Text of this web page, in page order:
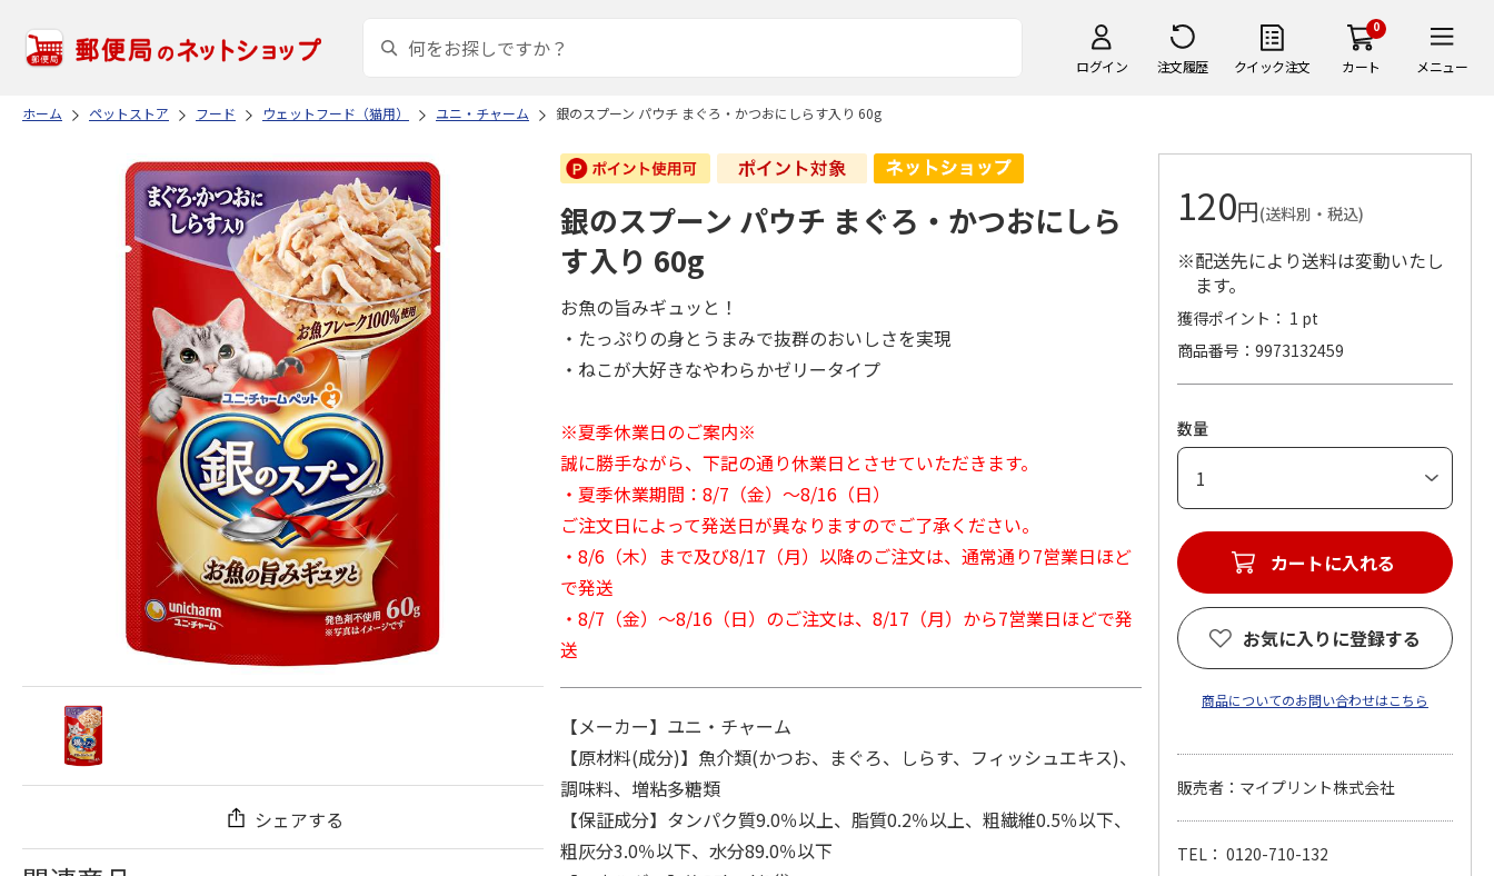
ログイン 注文履歴 クイック注文
0
カート メニュー
ホーム ペットストア フード ウェットフード（猫用） ユニ・チャーム 銀のスプーン パウチ まぐろ・かつおにしらす入り 60g
シェアする
銀のスプーン パウチ まぐろ・かつおにしら
す入り 60g
お魚の旨みギュッと！
・たっぷりの身とうまみで抜群のおいしさを実現
・ねこが大好きなやわらかゼリータイプ
※夏季休業日のご案内※
誠に勝手ながら、下記の通り休業日とさせていただきます。
・夏季休業期間：8/7（金）～8/16（日）
ご注文日によって発送日が異なりますのでご了承ください。
・8/6（木）まで及び8/17（月）以降のご注文は、通常通り7営業日ほど
で発送
・8/7（金）～8/16（日）のご注文は、8/17（月）から7営業日ほどで発
送
【メーカー】ユニ・チャーム
【原材料(成分)】魚介類(かつお、まぐろ、しらす、フィッシュエキス)、
調味料、増粘多糖類
【保証成分】タンパク質9.0％以上、脂質0.2％以上、粗繊維0.5％以下、
粗灰分3.0％以下、水分89.0％以下
120円(送料別・税込)
※配送先により送料は変動いたし
ます。
獲得ポイント： 1 pt
商品番号
9973132459
数量
カートに入れる
お気に入りに登録する
商品についてのお問い合わせはこちら
販売者：マイプリント株式会社
TEL： 0120-710-132